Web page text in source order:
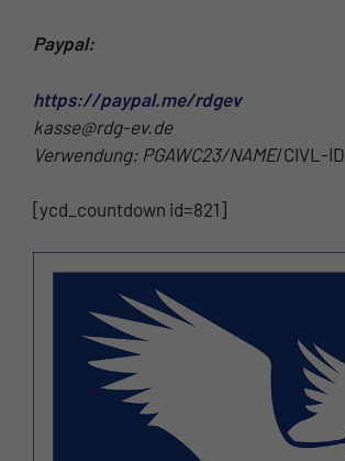
Paypal:
https://paypal.me/rdgev
kasse@rdg-ev.de
Verwendung: PGAWC23/NAME/CIVL-ID
[ycd_countdown id=821]